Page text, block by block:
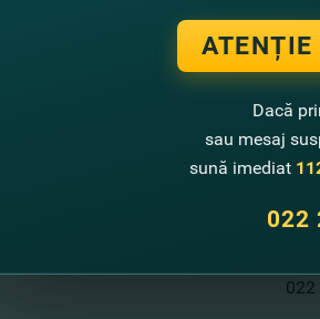
022
ATENȚIE
Dacă
sau mesaj
sună imediat
022